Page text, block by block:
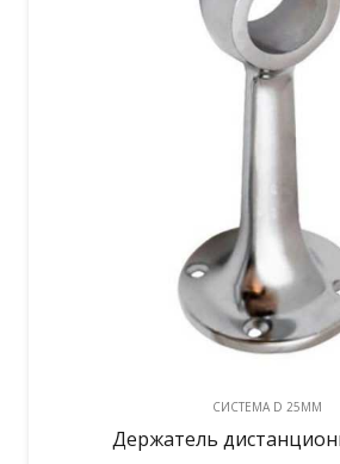
CИСТЕМА D 25MM
Держатель